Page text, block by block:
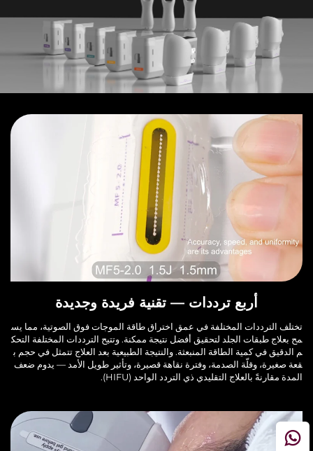
أربع ترددات — تقنية فريدة وجديدة
تختلف الترددات المختلفة في عمق اختراق طاقة الموجات فوق الصوتية، مما يس
مح بعلاج طبقات الجلد لتحقيق أفضل نتيجة ممكنة. وتتيح الترددات المختلفة التحك
م الدقيق في كمية الطاقة المنبعثة. والنتيجة الطبيعية بعد العلاج تتمثل في حجم ب
قعة صغيرة، وقلّة الصدمة، وفترة نقاهة قصيرة، وتأثير طويل الأمد — يدوم ضعف
المدة مقارنةً بالعلاج التقليدي ذي التردد الواحد (HIFU).